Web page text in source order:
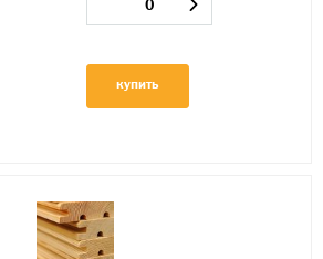
купить